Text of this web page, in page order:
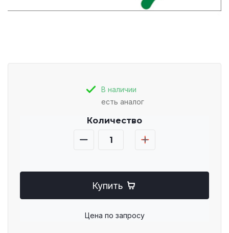
В наличии
есть аналог
Количество
Купить
Цена по запросу